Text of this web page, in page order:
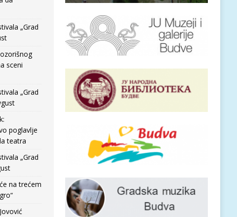
„Grad
sceni
„Grad
poglavlje
teatra
„Grad
na trećem